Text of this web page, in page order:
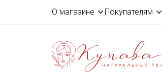
О магазине Покупателям